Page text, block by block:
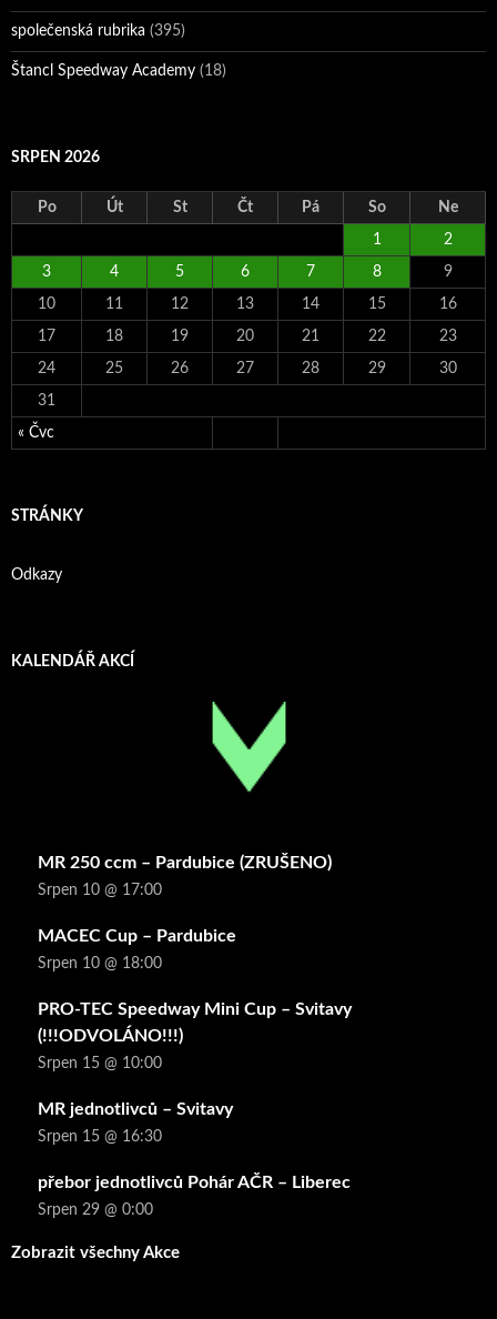
společenská rubrika (395)
Štancl Speedway Academy (18)
SRPEN 2026
Po Út St Čt Pá So Ne
« Čvc
1 2
3 4 5 6 7 8 9
10 11 12 13 14 15 16
17 18 19 20 21 22 23
24 25 26 27 28 29 30
31
STRÁNKY
Odkazy
KALENDÁŘ AKCÍ
MR 250 ccm – Pardubice (ZRUŠENO)
Srpen 10 @ 17:00
MACEC Cup – Pardubice
Srpen 10 @ 18:00
PRO-TEC Speedway Mini Cup – Svitavy
(!!!ODVOLÁNO!!!)
Srpen 15 @ 10:00
MR jednotlivců – Svitavy
Srpen 15 @ 16:30
přebor jednotlivců Pohár AČR – Liberec
Srpen 29 @ 0:00
Zobrazit všechny Akce